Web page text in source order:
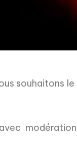
souhaitons